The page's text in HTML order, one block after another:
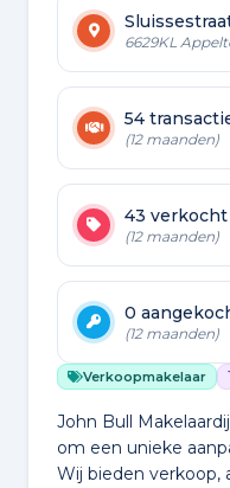
6629KL
54
(12 maanden)
43 verkocht
(12 maanden)
0
(12 maanden)
Verkoopmakelaar
John Bull
om een unieke
Wij bieden verkoop,